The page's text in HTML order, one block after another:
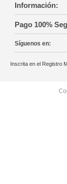
Información:
Pago 100%
Síguenos en:
Inscrita en el Registro